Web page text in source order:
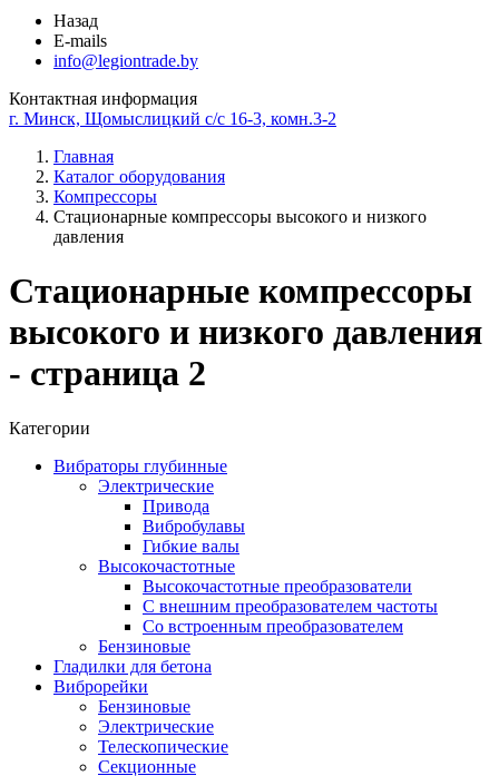
Назад
E-mails
info@legiontrade.by
Контактная информация
г. Минск, Щомыслицкий с/с 16-3, комн.3-2
Главная
Каталог оборудования
Компрессоры
Стационарные компрессоры высокого и низкого
давления
Стационарные компрессоры
высокого и низкого давления
- страница 2
Категории
Вибраторы глубинные
Электрические
Привода
Вибробулавы
Гибкие валы
Высокочастотные
Высокочастотные преобразователи
С внешним преобразователем частоты
Cо встроенным преобразователем
Бензиновые
Гладилки для бетона
Виброрейки
Бензиновые
Электрические
Телескопические
Секционные